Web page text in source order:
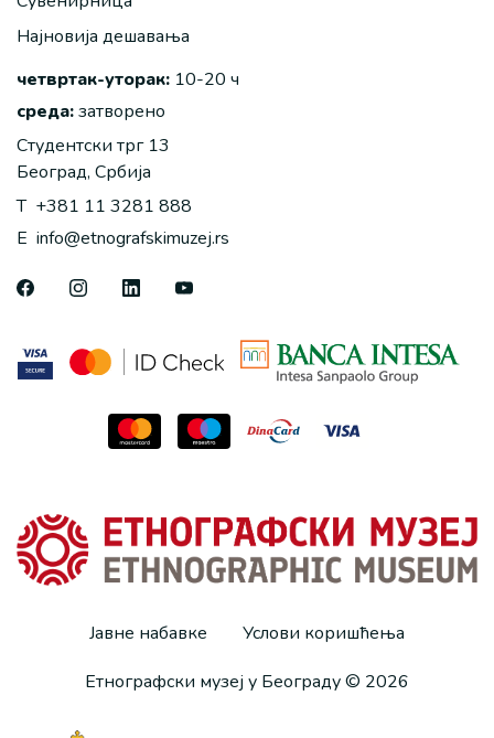
Најновија дешавања
четвртак-уторак: 10-20 ч
среда:затворено
Студентски трг 13
Београд, Србија
T +381 11 3281 888
E info@etnografskimuzej.rs
Јавне набавке
Услови коришћења
Етнографски музеј у Београду © 2026